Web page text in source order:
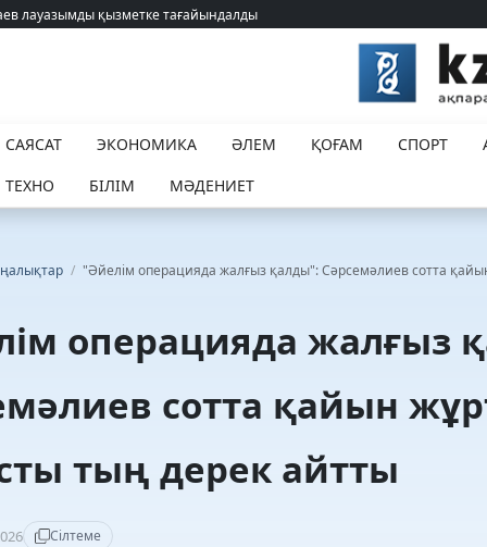
лауазымды қызметке тағайындалды
лауазымды қызметке тағайындалды
САЯСАТ ЭКОНОМИКА ӘЛЕМ ҚОҒАМ СПОРТ
ТЕХНО БІЛІМ МӘДЕНИЕТ
/ "Әйелім операцияда жалғыз қалды": Сәрсемәлиев сотта
операцияда жалғыз
сотта қайын
тың дерек айтты
Сілтеме